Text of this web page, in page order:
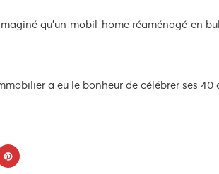
qu’un mobil-home réaménagé en
a eu le bonheur de célébrer ses 40